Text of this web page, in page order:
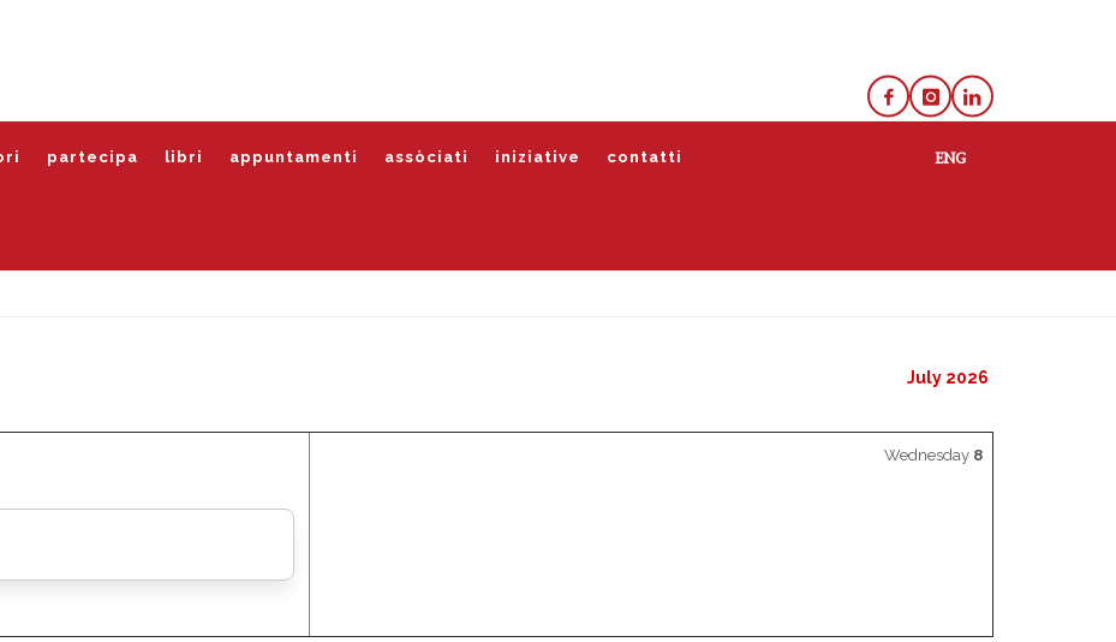
partecipa libri appuntamenti assòciati iniziative contatti
July 2026
Wednesday 8